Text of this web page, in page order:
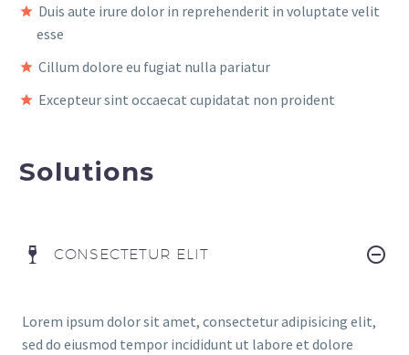
Duis aute irure dolor in reprehenderit in voluptate velit
esse
Cillum dolore eu fugiat nulla pariatur
Excepteur sint occaecat cupidatat non proident
Solutions
CONSECTETUR ELIT
Lorem ipsum dolor sit amet, consectetur adipisicing elit,
sed do eiusmod tempor incididunt ut labore et dolore